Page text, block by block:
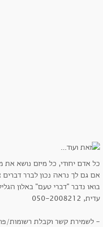
כל אדם יחודי, כל מיזם נושא את
אם גם לך נראה נכון לברר
בואו נדבר "דברי טעם" באלון
עדית, 050-2008212
- לשמירת קשר וקבלת רשומות/